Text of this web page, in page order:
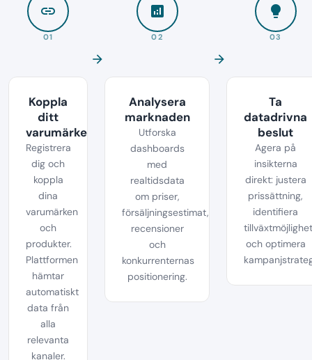
link
01
arrow_forward
Koppla
ditt
varumärke
Registrera
dig och
koppla
dina
varumärken
och
produkter.
Plattformen
hämtar
automatiskt
data från
alla
relevanta
kanaler.
analytics
02
arrow_forward
Analysera
marknaden
Utforska
dashboards
med
realtidsdata
om priser,
försäljningsestimat,
recensioner
och
konkurrenternas
positionering.
lightbulb
03
Ta
datadrivna
beslut
Agera på
insikterna
direkt: justera
prissättning,
identifiera
och optimera